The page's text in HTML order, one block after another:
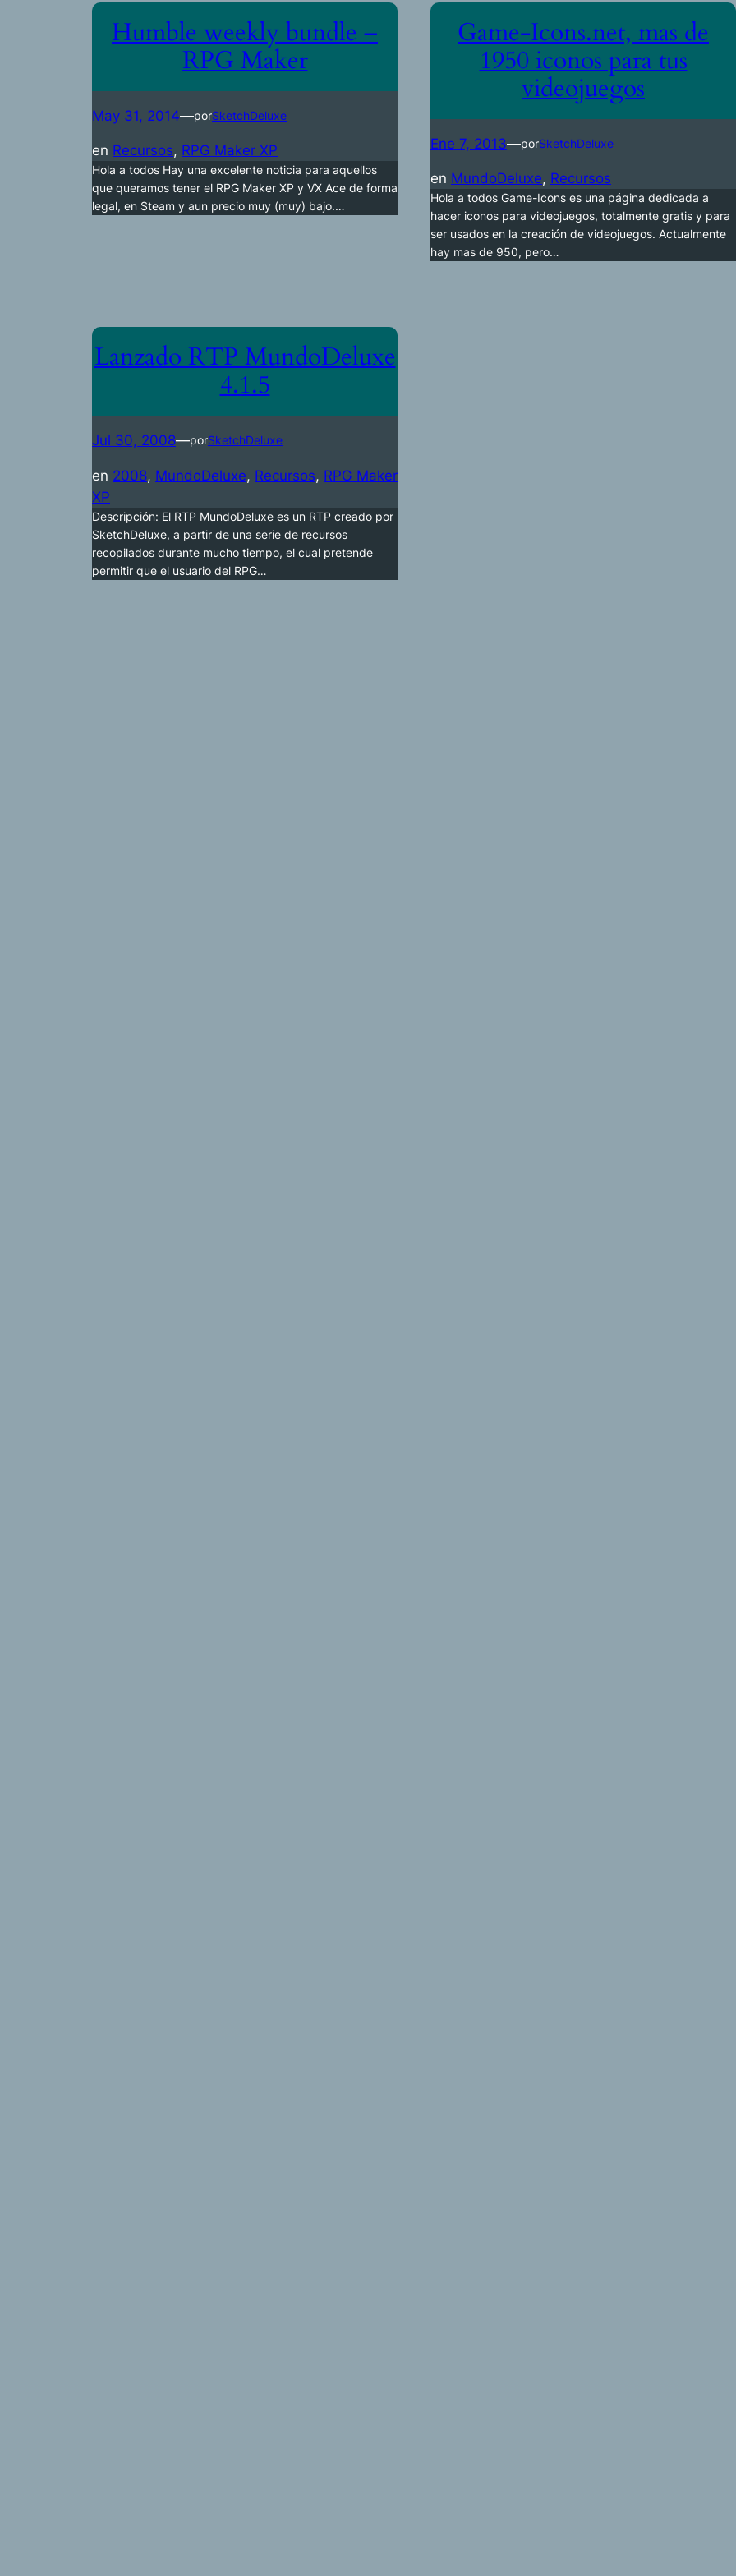
Humble weekly bundle –
RPG Maker
May 31, 2014—porSketchDeluxe
en Recursos, RPG Maker XP
Hola a todos Hay una excelente noticia para aquellos
que queramos tener el RPG Maker XP y VX Ace de forma
legal, en Steam y aun precio muy (muy) bajo.…
Game-Icons.net, mas de
1950 iconos para tus
videojuegos
Ene 7, 2013—porSketchDeluxe
en MundoDeluxe, Recursos
Hola a todos Game-Icons es una página dedicada a
hacer iconos para videojuegos, totalmente gratis y para
ser usados en la creación de videojuegos. Actualmente
hay mas de 950, pero…
Lanzado RTP MundoDeluxe
4.1.5
Jul 30, 2008—porSketchDeluxe
en 2008, MundoDeluxe, Recursos, RPG Maker
XP
Descripción: El RTP MundoDeluxe es un RTP creado por
SketchDeluxe, a partir de una serie de recursos
recopilados durante mucho tiempo, el cual pretende
permitir que el usuario del RPG…